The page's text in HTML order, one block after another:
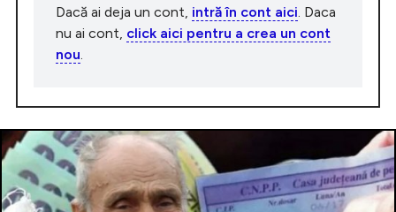
Dacă ai deja un cont, intră în cont aici . Daca
nu ai cont, click aici pentru a crea un cont
nou